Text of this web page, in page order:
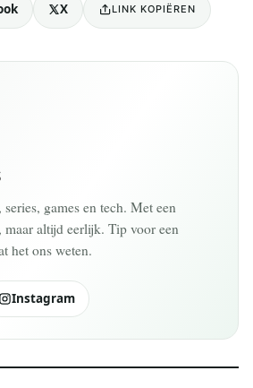
X LINK KOPIËREN
games en tech. Met een
altijd eerlijk. Tip voor een
het ons weten.
Instagram